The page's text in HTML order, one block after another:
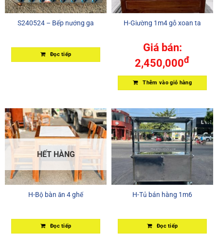
S240524 – Bếp nướng ga
Đọc tiếp
H-Giường 1m4 gỗ xoan ta
Giá bán:
2,450,000đ
Thêm vào giỏ hàng
HẾT HÀNG
H-Bộ bàn ăn 4 ghế
Đọc tiếp
H-Tủ bán hàng 1m6
Đọc tiếp